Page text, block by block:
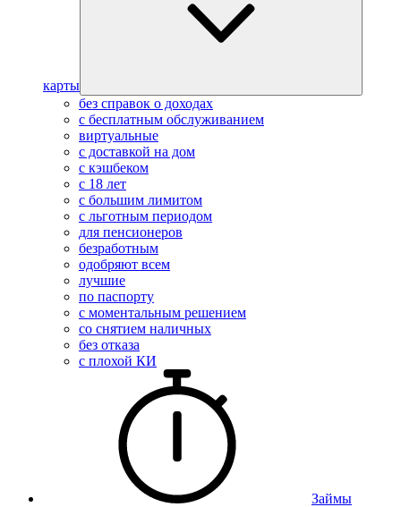
карты
без справок о доходах
с бесплатным обслуживанием
виртуальные
с доставкой на дом
с кэшбеком
с 18 лет
с большим лимитом
с льготным периодом
для пенсионеров
безработным
одобряют всем
лучшие
по паспорту
с моментальным решением
со снятием наличных
без отказа
с плохой КИ
Займы